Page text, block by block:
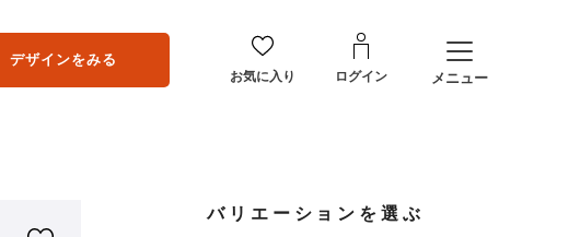
デザインをみる
お気に入り ログイン メニュー
バリエーションを選ぶ